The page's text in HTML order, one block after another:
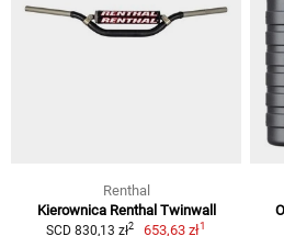
Renthal
Kierownica Renthal Twinwall
SCD 830,13 zł2 653,63 zł1